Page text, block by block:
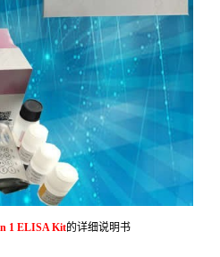
1 ELISA Kit的详细说明书